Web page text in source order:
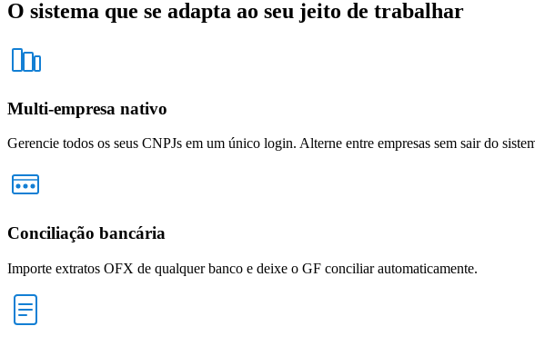
O sistema que se adapta ao seu jeito de trabalhar
Multi-empresa nativo
Gerencie todos os seus CNPJs em um único login. Alterne entre empresas sem sair do
Conciliação bancária
Importe extratos OFX de qualquer banco e deixe o GF conciliar automaticamente.